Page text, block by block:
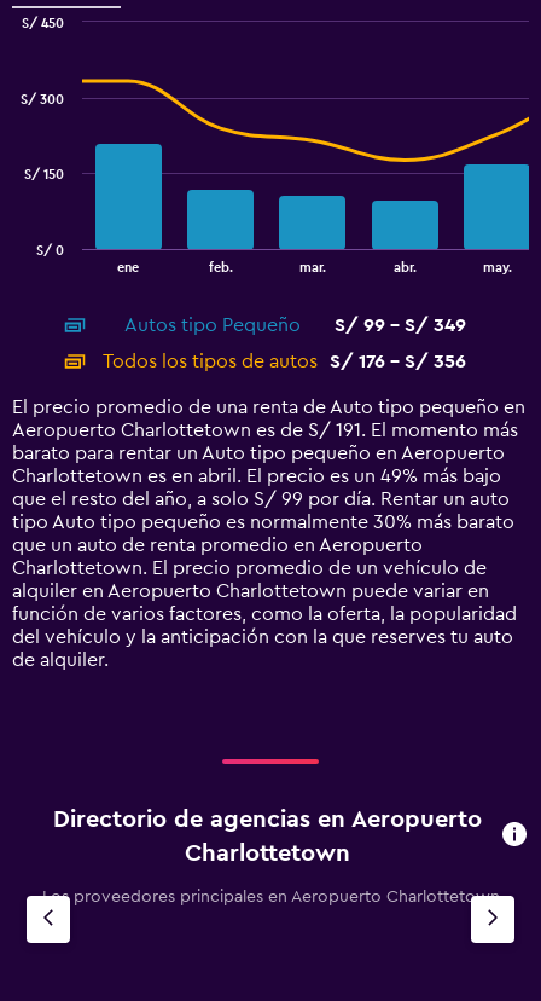
displaying
values.
to
displaying
categories.
Range:
14
categories.
The
chart
has
1
Y
axis
displaying
values.
Range:
0
to
ene feb. mar. abr. may.
S/ 0
S/ 150
S/ 300
S/ 450
Autos tipo Pequeño
S/ 99 - S/ 349
Todos los tipos de autos
S/ 176 - S/ 356
El precio promedio de una renta de Auto tipo pequeño en
Aeropuerto Charlottetown es de S/ 191. El momento más
barato para rentar un Auto tipo pequeño en Aeropuerto
Charlottetown es en abril. El precio es un 49% más bajo
que el resto del año, a solo S/ 99 por día. Rentar un auto
tipo Auto tipo pequeño es normalmente 30% más barato
que un auto de renta promedio en Aeropuerto
Charlottetown. El precio promedio de un vehículo de
alquiler en Aeropuerto Charlottetown puede variar en
función de varios factores, como la oferta, la popularidad
del vehículo y la anticipación con la que reserves tu auto
de alquiler.
Directorio de agencias en Aeropuerto
Charlottetown
Los proveedores principales en Aeropuerto Charlottetown